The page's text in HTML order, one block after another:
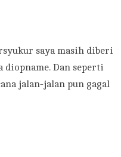
saya masih diberi
diopname. Dan seperti
jalan-jalan pun gagal